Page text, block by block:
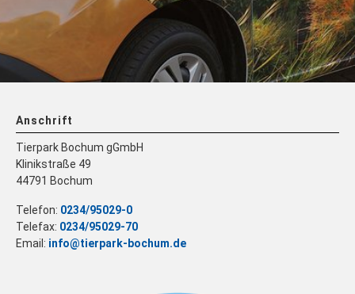
Anschrift
Tierpark Bochum gGmbH
Klinikstraße 49
44791 Bochum
Telefon: 0234/95029-0
Telefax: 0234/95029-70
Email: info@tierpark-bochum.de